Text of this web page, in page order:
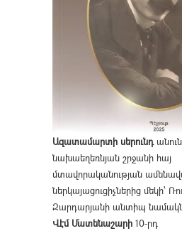
Ազատամարտի սերունդ
նախաեղեռնյան շրջանի հայ
մտավորականության
ներկայացուցիչներից մեկի՝
Զարդարյանի անտիպ
Վէմ Մատենաշարի 10-րդ